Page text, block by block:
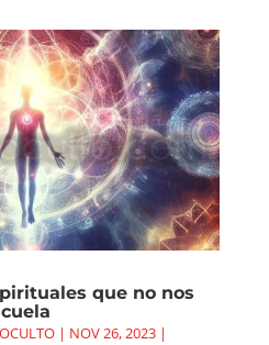
que no nos
| NOV 26, 2023|